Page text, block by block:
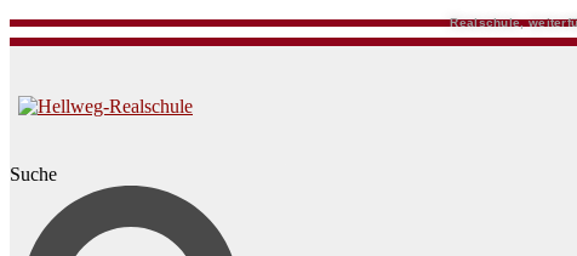
Realschule,
Suche